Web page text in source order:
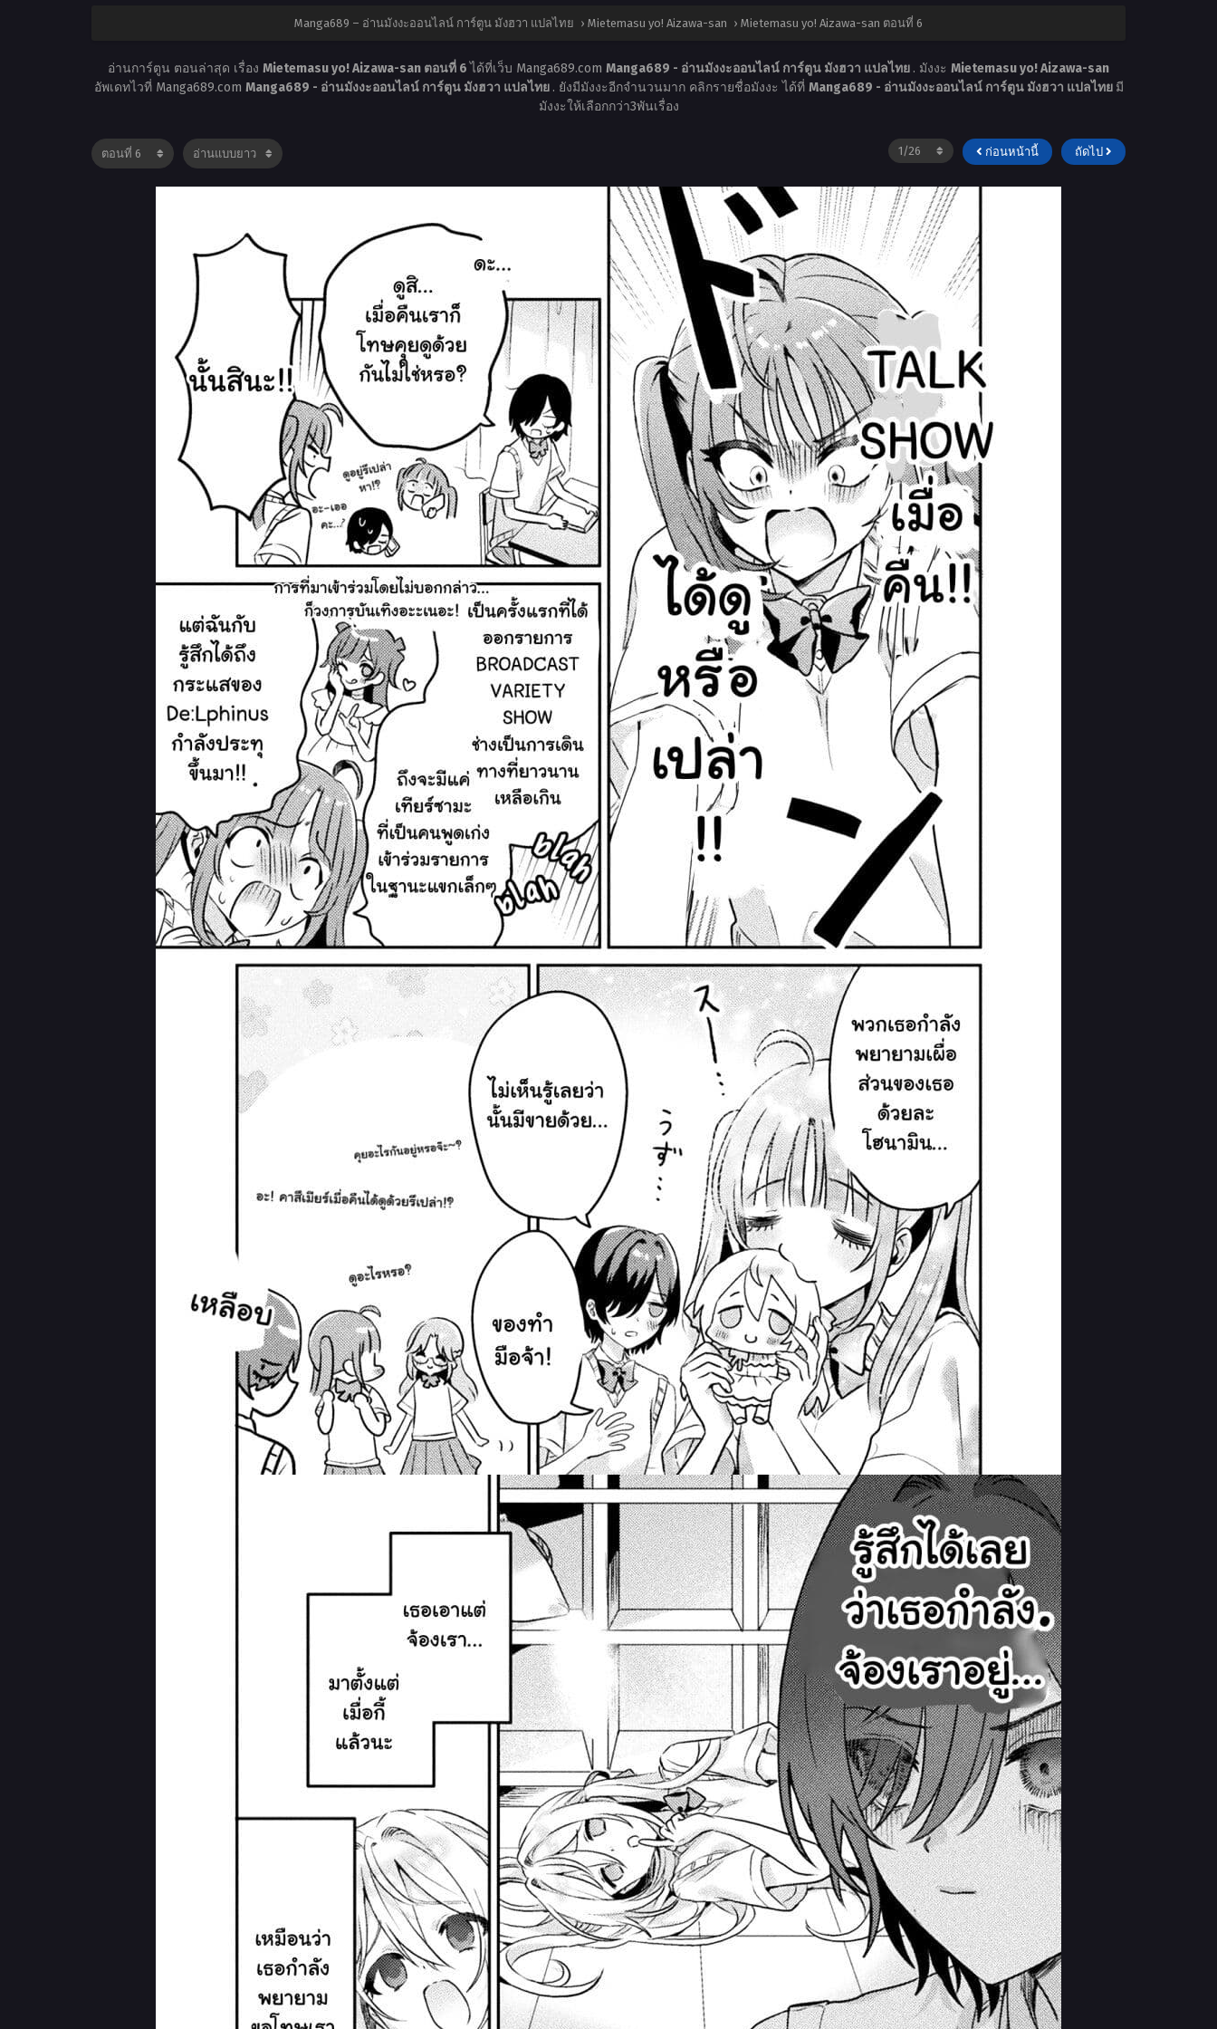
Manga689 – อ่านมังงะออนไลน์ การ์ตูน มังฮวา แปลไทย › Mietemasu yo! Aizawa-san › Mietemasu yo! Aizawa-san ตอนที่ 6
อ่านการ์ตูน ตอนล่าสุด เรื่อง Mietemasu yo! Aizawa-san ตอนที่ 6ได้ที่เว็บ Manga689.com Manga689 - อ่านมังงะออนไลน์ การ์ตูน มังฮวา แปลไทย . มังงะ Mietemasu yo! Aizawa-san
อัพเดทไวที่ Manga689.com Manga689 - อ่านมังงะออนไลน์ การ์ตูน มังฮวา แปลไทย . ยังมีมังงะอีกจำนวนมาก คลิกรายชื่อมังงะ ได้ที่ Manga689 - อ่านมังงะออนไลน์ การ์ตูน มังฮวา แปลไทย มี
มังงะให้เลือกกว่า3พันเรื่อง
ก่อนหน้านี้ ถัดไป